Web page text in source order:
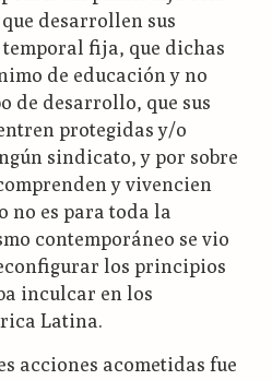
desarrollen sus
fija, que dichas
de educación y no
de desarrollo, que sus
protegidas y/o
sindicato, y por sobre
y vivencien
no es para toda la
contemporáneo se vio
los principios
inculcar en los
Latina.
acciones acometidas fue